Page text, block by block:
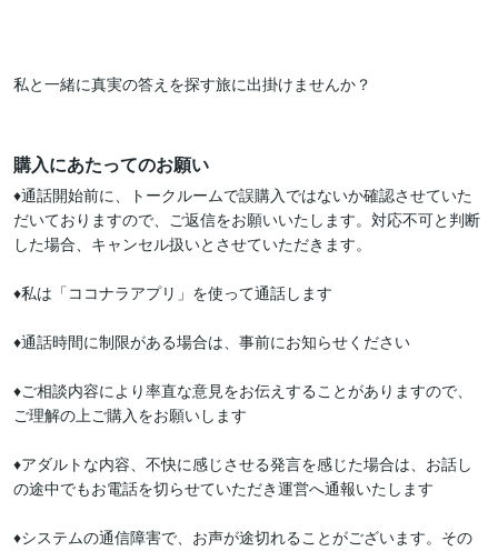
私と一緒に真実の答えを探す旅に出掛けませんか？
購入にあたってのお願い
♦️通話開始前に、トークルームで誤購入ではないか確認させていた
だいておりますので、ご返信をお願いいたします。対応不可と判断
した場合、キャンセル扱いとさせていただきます。
♦️私は「ココナラアプリ」を使って通話します
♦️通話時間に制限がある場合は、事前にお知らせください
♦️ご相談内容により率直な意見をお伝えすることがありますので、
ご理解の上ご購入をお願いします
♦️アダルトな内容、不快に感じさせる発言を感じた場合は、お話し
の途中でもお電話を切らせていただき運営へ通報いたします
♦️システムの通信障害で、お声が途切れることがございます。その